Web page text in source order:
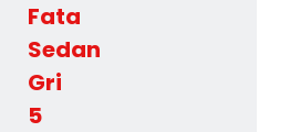
Fata
Sedan
Gri
5